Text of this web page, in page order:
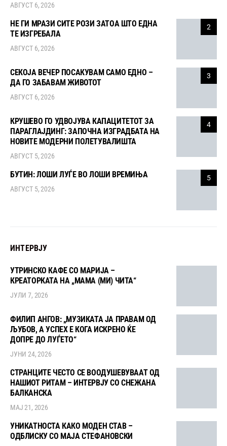
АВГУСТ 6, 2026
2
НЕ ГИ МРАЗИ СИТЕ РОЗИ ЗАТОА ШТО ЕДНА
ТЕ ИЗГРЕБАЛА
АВГУСТ 6, 2026
3
СЕКОЈА ВЕЧЕР ПОСАКУВАМ САМО ЕДНО –
ДА ГО ЗАБАВАМ ЖИВОТОТ
АВГУСТ 6, 2026
4
КРУШЕВО ГО УДВОЈУВА КАПАЦИТЕТОТ ЗА
ПАРАГЛАЈДИНГ: ЗАПОЧНА ИЗГРАДБАТА НА
НОВИТЕ МОДЕРНИ ПОЛЕТУВАЛИШТА
АВГУСТ 5, 2026
5
БУТИН: ЛОШИ ЛУЃЕ ВО ЛОШИ ВРЕМИЊА
АВГУСТ 5, 2026
ИНТЕРВЈУ
УТРИНСКО КАФЕ СО МАРИЈА –
КРЕАТОРКАТА НА „МАМА (МИ) ЧИТА“
ЈУЛИ 7, 2026
ФИЛИП АНГОВ: „МУЗИКАТА ЈА ПРАВАМ ОД
ЉУБОВ, А УСПЕХ Е КОГА ИСКРЕНО ЌЕ
ДОПРЕ ДО ЛУЃЕТО“
ЈУНИ 24, 2026
СТРАНЦИТЕ ЧЕСТО СЕ ВООДУШЕВУВААТ ОД
НАШИОТ РИТАМ – ИНТЕРВЈУ СО СНЕЖАНА
БАЛКАНСКА
МАЈ 21, 2026
УНИКАТНОСТА КАКО МОДЕН СТАВ –
ОДБЛИСКУ СО МАЈА СТЕФАНОВСКИ